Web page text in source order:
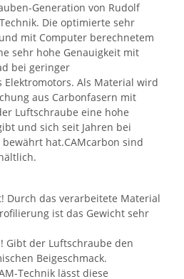
Generation von Rudolf
Die optimierte sehr
mit Computer berechnetem
sehr hohe Genauigkeit mit
bei geringer
Elektromotors. Als Material wird
aus Carbonfasern mit
Luftschraube eine hohe
und sich seit Jahren bei
hat.CAMcarbon sind
Durch das verarbeitete Material
ist das Gewicht sehr
Gibt der Luftschraube den
Beigeschmack.
Technik lässt diese